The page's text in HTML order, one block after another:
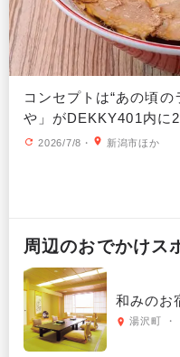
コンセプトは“あの頃
や」がDEKKY401内に
2026/7/8 ・ 新潟市ほか
周辺のおでかけス
和みのお
湯沢町 ・